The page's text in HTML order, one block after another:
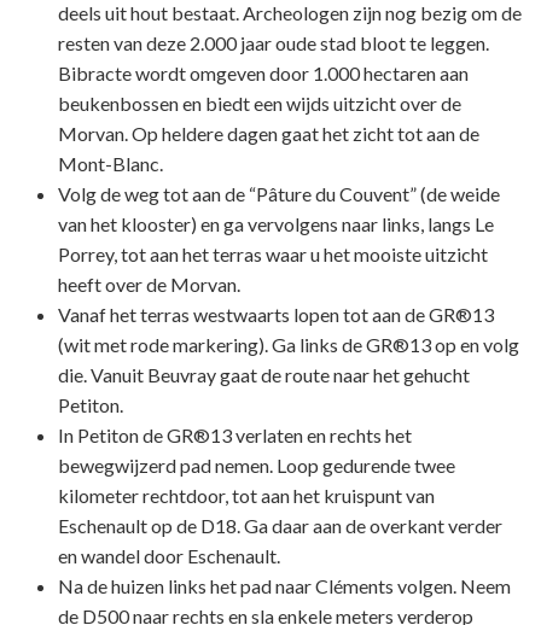
deels uit hout bestaat. Archeologen zijn nog bezig om de
resten van deze 2.000 jaar oude stad bloot te leggen.
Bibracte wordt omgeven door 1.000 hectaren aan
beukenbossen en biedt een wijds uitzicht over de
Morvan. Op heldere dagen gaat het zicht tot aan de
Mont-Blanc.
Volg de weg tot aan de “Pâture du Couvent” (de weide
van het klooster) en ga vervolgens naar links, langs Le
Porrey, tot aan het terras waar u het mooiste uitzicht
heeft over de Morvan.
Vanaf het terras westwaarts lopen tot aan de GR®13
(wit met rode markering). Ga links de GR®13 op en volg
die. Vanuit Beuvray gaat de route naar het gehucht
Petiton.
In Petiton de GR®13 verlaten en rechts het
bewegwijzerd pad nemen. Loop gedurende twee
kilometer rechtdoor, tot aan het kruispunt van
Eschenault op de D18. Ga daar aan de overkant verder
en wandel door Eschenault.
Na de huizen links het pad naar Cléments volgen. Neem
de D500 naar rechts en sla enkele meters verderop